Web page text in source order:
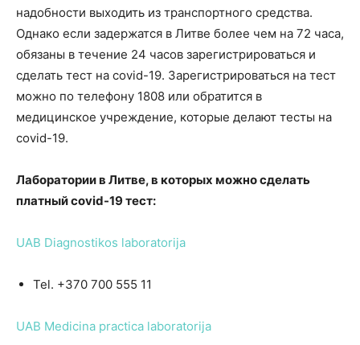
надобности выходить из транспортного средства.
Однако если задержатся в Литве более чем на 72 часа,
обязаны в течение 24 часов зарегистрироваться и
сделать тест на covid-19. Зарегистрироваться на тест
можно по телефону 1808 или обратится в
медицинское учреждение, которые делают тесты на
covid-19.
Лаборатории в Литве, в которых можно сделать
платный covid-19 тест:
UAB Diagnostikos laboratorija
Tel. +370 700 555 11
UAB Medicina practica laboratorija